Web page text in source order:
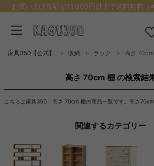
お買い上げ金額が11,000円以上で送料無料（
家具350【公式】 収納 ラック 高さ
高さ 70cm 棚 の検索結
こちらは家具350、高さ 70cm 棚の商品一覧です。高さ70cm
関連するカテゴリー